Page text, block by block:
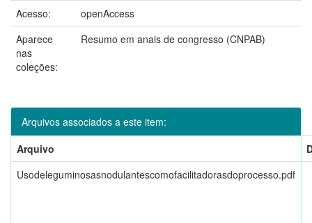
Acesso:
openAccess
Aparece
nas
coleções:
Resumo em anais de congresso (CNPAB)
Arquivos associados a este item:
Arquivo
Usodeleguminosasnodulantescomofacilitadorasdoprocesso.pdf